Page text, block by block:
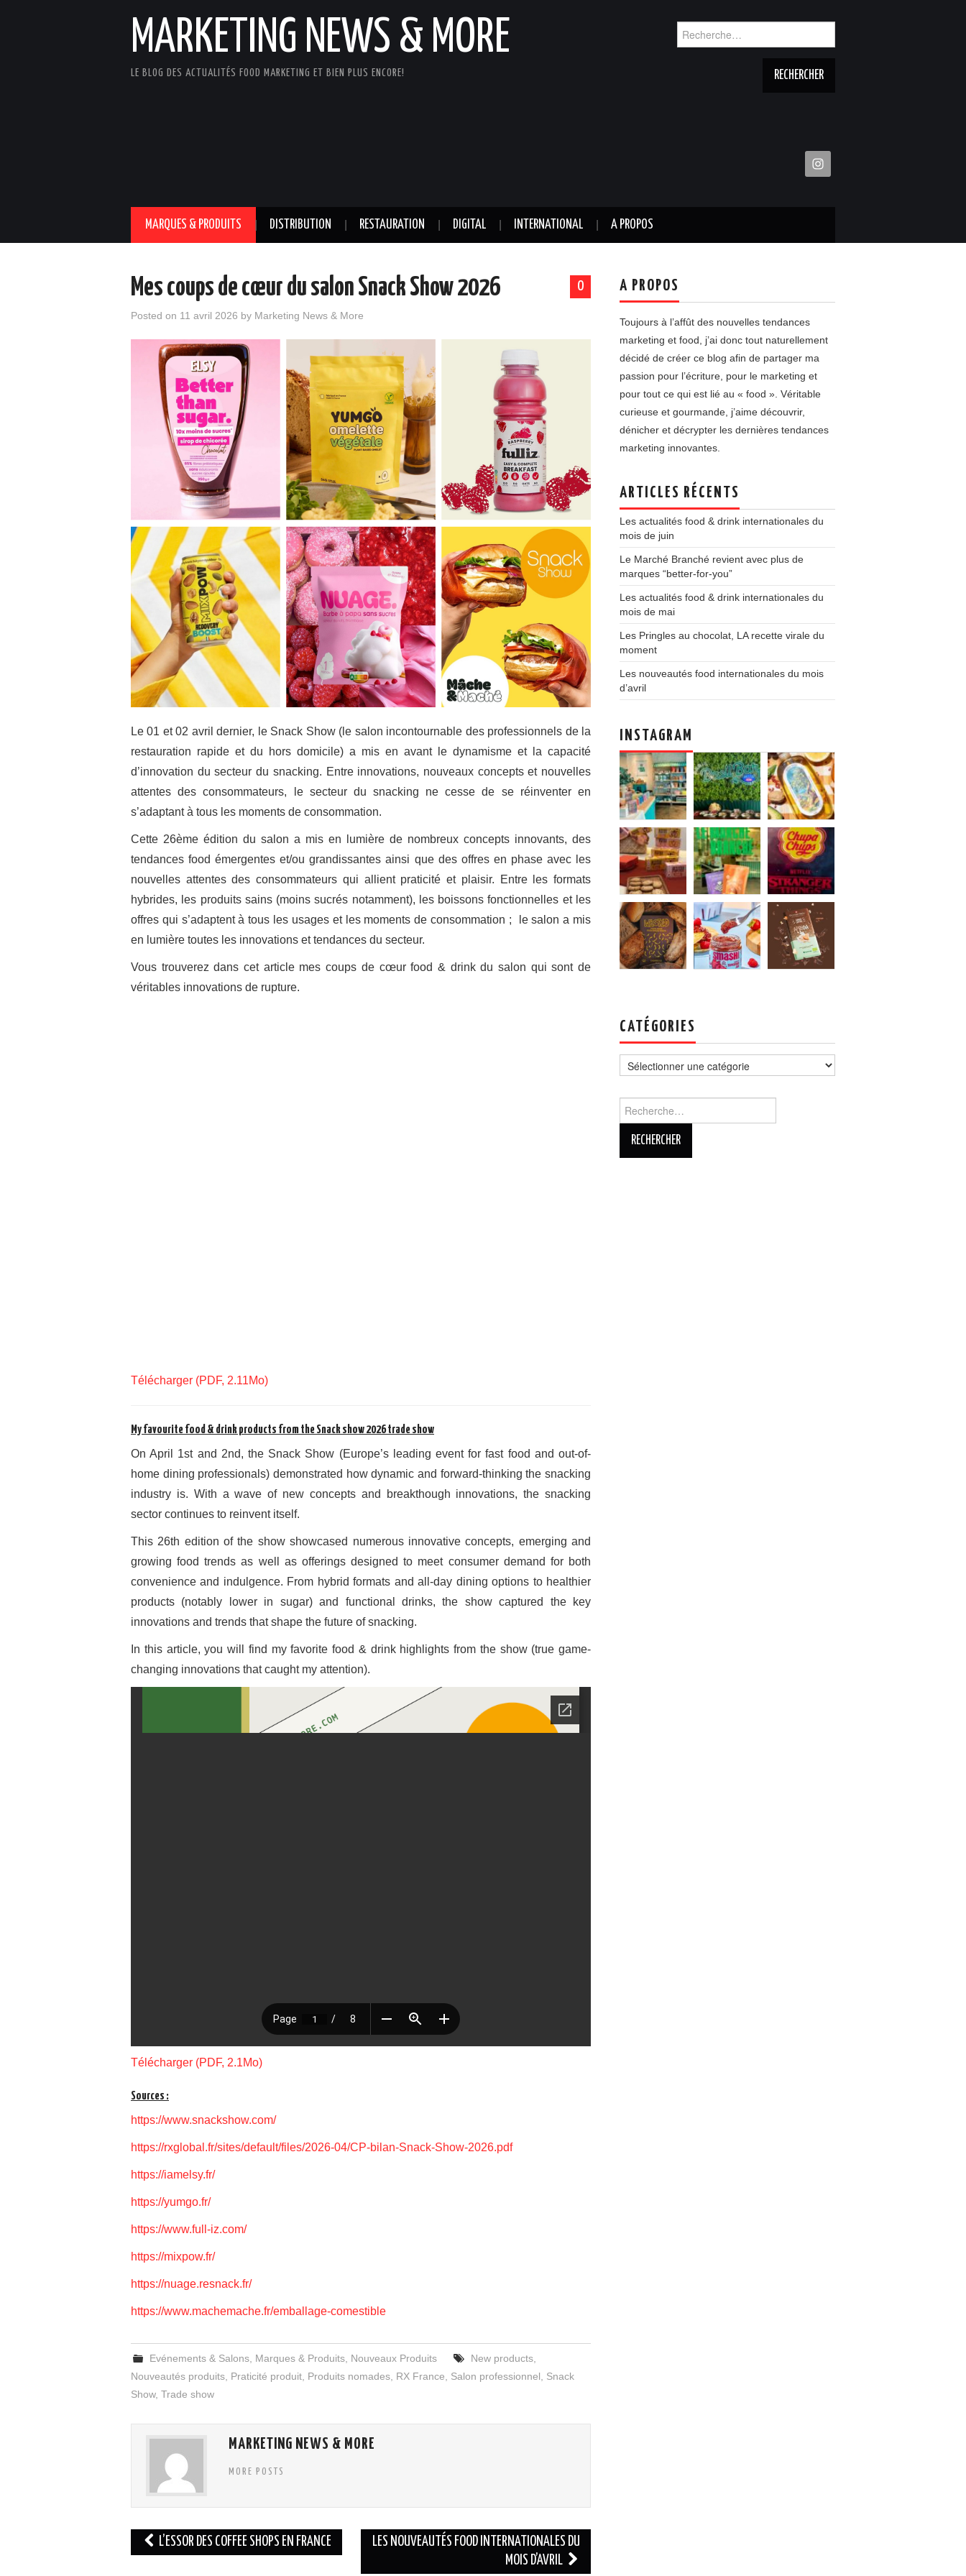
MARKETING NEWS & MORE
LE BLOG DES ACTUALITÉS FOOD MARKETING ET BIEN PLUS ENCORE!
MARQUES & PRODUITS DISTRIBUTION RESTAURATION DIGITAL INTERNATIONAL A PROPOS
0
Mes coups de cœur du salon Snack Show 2026
Posted on 11 avril 2026 by Marketing News & More
Le 01 et 02 avril dernier, le Snack Show (le salon incontournable des professionnels de la
restauration rapide et du hors domicile) a mis en avant le dynamisme et la capacité
d’innovation du secteur du snacking. Entre innovations, nouveaux concepts et nouvelles
attentes des consommateurs, le secteur du snacking ne cesse de se réinventer en
s’adaptant à tous les moments de consommation.
Cette 26ème édition du salon a mis en lumière de nombreux concepts innovants, des
tendances food émergentes et/ou grandissantes ainsi que des offres en phase avec les
nouvelles attentes des consommateurs qui allient praticité et plaisir. Entre les formats
hybrides, les produits sains (moins sucrés notamment), les boissons fonctionnelles et les
offres qui s’adaptent à tous les usages et les moments de consommation ; le salon a mis
en lumière toutes les innovations et tendances du secteur.
Vous trouverez dans cet article mes coups de cœur food & drink du salon qui sont de
véritables innovations de rupture.
Télécharger (PDF, 2.11Mo)
My favourite food & drink products from the Snack show 2026 trade show
On April 1st and 2nd, the Snack Show (Europe’s leading event for fast food and out-of-
home dining professionals) demonstrated how dynamic and forward-thinking the snacking
industry is. With a wave of new concepts and breakthough innovations, the snacking
sector continues to reinvent itself.
This 26th edition of the show showcased numerous innovative concepts, emerging and
growing food trends as well as offerings designed to meet consumer demand for both
convenience and indulgence. From hybrid formats and all-day dining options to healthier
products (notably lower in sugar) and functional drinks, the show captured the key
innovations and trends that shape the future of snacking.
In this article, you will find my favorite food & drink highlights from the show (true game-
changing innovations that caught my attention).
Télécharger (PDF, 2.1Mo)
Sources :
https://www.snackshow.com/
https://rxglobal.fr/sites/default/files/2026-04/CP-bilan-Snack-Show-2026.pdf
https://iamelsy.fr/
https://yumgo.fr/
https://www.full-iz.com/
https://mixpow.fr/
https://nuage.resnack.fr/
https://www.machemache.fr/emballage-comestible
Evénements & Salons Marques & Produits Nouveaux Produits New products,
Nouveautés produits Praticité produit Produits nomades RX France Salon professionnel
Snack
Show, Trade show
MARKETING NEWS & MORE
MORE POSTS
Navigation
des
L’ESSOR DES COFFEE SHOPS EN FRANCE
LES NOUVEAUTÉS FOOD INTERNATIONALES DU
MOIS D’AVRIL
A PROPOS
Toujours à l’affût des nouvelles tendances
marketing et food, j’ai donc tout naturellement
décidé de créer ce blog afin de partager ma
passion pour l’écriture, pour le marketing et
pour tout ce qui est lié au « food ». Véritable
curieuse et gourmande, j’aime découvrir,
dénicher et décrypter les dernières tendances
marketing innovantes.
ARTICLES RÉCENTS
Les actualités food & drink internationales du
mois de juin
Le Marché Branché revient avec plus de
marques “better-for-you”
Les actualités food & drink internationales du
mois de mai
Les Pringles au chocolat, LA recette virale du
moment
Les nouveautés food internationales du mois
d’avril
INSTAGRAM
CATÉGORIES